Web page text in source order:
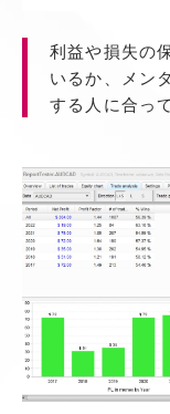
利益や損失の
いるか、メン
する人に合っ